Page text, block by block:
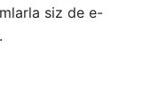
siz de e-